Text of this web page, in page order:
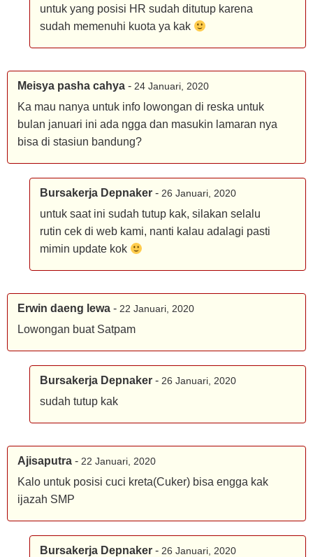
untuk yang posisi HR sudah ditutup karena
sudah memenuhi kuota ya kak
Meisya pasha cahya - 24 Januari, 2020
Ka mau nanya untuk info lowongan di reska untuk
bulan januari ini ada ngga dan masukin lamaran nya
bisa di stasiun bandung?
Bursakerja Depnaker - 26 Januari, 2020
untuk saat ini sudah tutup kak, silakan selalu
rutin cek di web kami, nanti kalau adalagi pasti
mimin update kok
Erwin daeng lewa - 22 Januari, 2020
Lowongan buat Satpam
Bursakerja Depnaker - 26 Januari, 2020
sudah tutup kak
Ajisaputra - 22 Januari, 2020
Kalo untuk posisi cuci kreta(Cuker) bisa engga kak
ijazah SMP
Bursakerja Depnaker - 26 Januari, 2020